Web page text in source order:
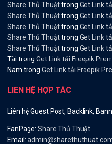
Share Thủ Thuậttrong Get Link
Share Thủ Thuậttrong Get Link
Share Thủ Thuậttrong Get Link
Share Thủ Thuậttrong Get Link
Share Thủ Thuậttrong Get Link
Tài trong Get Link tải Freepik
Nam trong Get Link tải Freepik
LIÊN HỆ HỢP TÁC
Liên hệ Guest Post, Backlink,
FanPage: Share Thủ Thuật
Email: